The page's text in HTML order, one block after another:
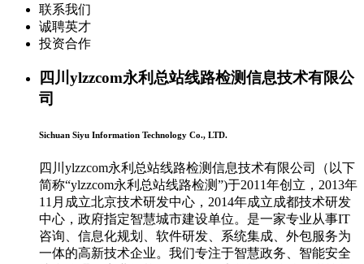
联系我们
诚聘英才
投资合作
四川ylzzcom永利总站线路检测信息技术有限公
司
Sichuan Siyu Information Technology Co., LTD.
四川ylzzcom永利总站线路检测信息技术有限公司（以下
简称“ylzzcom永利总站线路检测”)于2011年创立，2013年
11月成立北京技术研发中心，2014年成立成都技术研发
中心，政府指定智慧城市建设单位。是一家专业从事IT
咨询、信息化规划、软件研发、系统集成、外包服务为
一体的高新技术企业。我们专注于智慧政务、智能安全